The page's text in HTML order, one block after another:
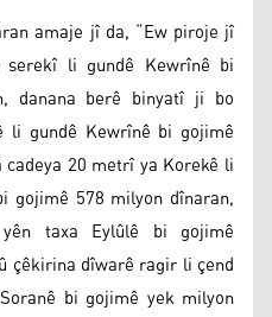
amaje jî da, “Ew piroje jî
serekî li gundê Kewrînê bi
danana berê binyatî ji bo
li gundê Kewrînê bi gojimê
20 metrî ya Korekê li
gojimê 578 milyon dînaran,
taxa Eylûlê bi gojimê
çêkirina dîwarê ragir li çend
bi gojimê yek milyon